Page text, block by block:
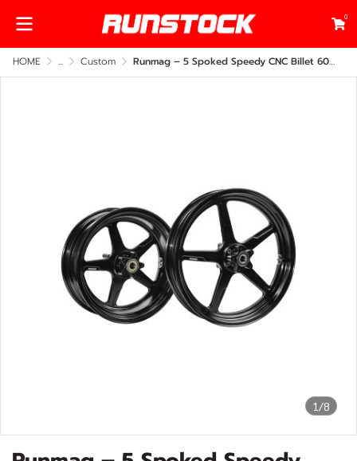
0
HOME ... Custom Runmag – 5 Spoked Speedy CNC Billet 6061-T6 Aluminum for Harley-Davidson
1/8